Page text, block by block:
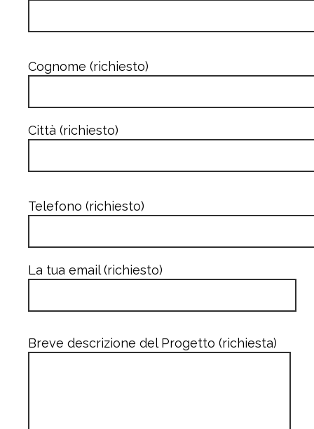
Cognome (richiesto)
Città (richiesto)
Telefono (richiesto)
La tua email (richiesto)
Breve descrizione del Progetto (richiesta)